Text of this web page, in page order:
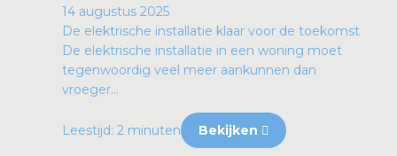
14 augustus 2025
De elektrische installatie klaar voor de toekomst
De elektrische installatie in een woning moet
tegenwoordig veel meer aankunnen dan
vroeger...
Leestijd: 2 minuten Bekijken